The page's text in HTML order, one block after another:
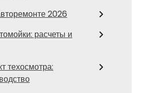
2026
расчеты и
техосмотра: